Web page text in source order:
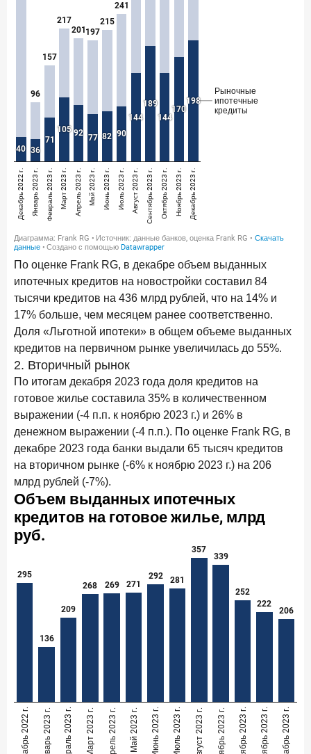
Я согласен с условиями
По оценке Frank RG, в декабре объем выданных
ипотечных кредитов на новостройки составил 84
тысячи кредитов на 436 млрд рублей, что на 14% и
17% больше, чем месяцем ранее соответственно.
Доля «Льготной ипотеки» в общем объеме выданных
кредитов на первичном рынке увеличилась до 55%.
2. Вторичный рынок
По итогам декабря 2023 года доля кредитов на
готовое жилье составила 35% в количественном
выражении (-4 п.п. к ноябрю 2023 г.) и 26% в
денежном выражении (-4 п.п.). По оценке Frank RG, в
декабре 2023 года банки выдали 65 тысяч кредитов
на вторичном рынке (-6% к ноябрю 2023 г.) на 206
млрд рублей (-7%).